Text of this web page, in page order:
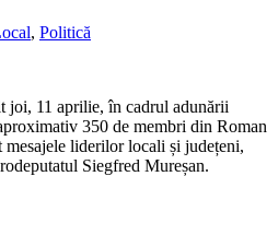
, Politică
joi, 11 aprilie, în cadrul adunării
350 de membri din Roman
mesajele liderilor locali și județeni,
Siegfred Mureșan.